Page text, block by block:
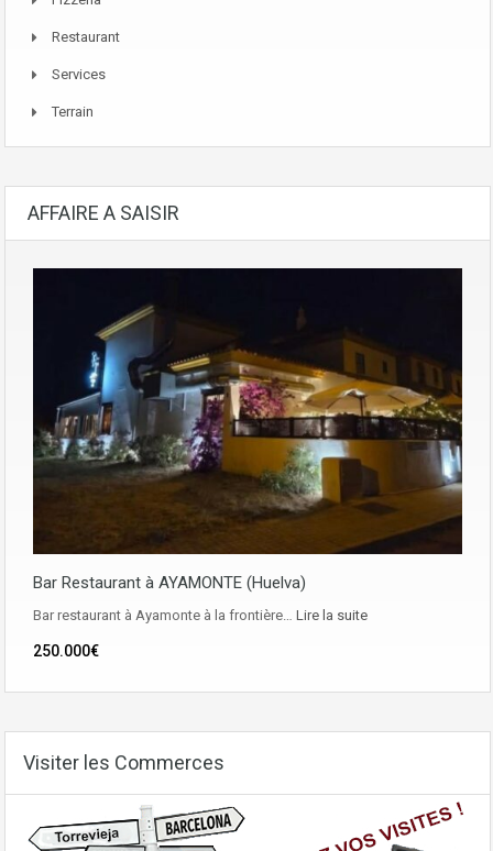
Restaurant
Services
Terrain
AFFAIRE A SAISIR
Bar Restaurant à AYAMONTE (Huelva)
Bar restaurant à Ayamonte à la frontière… Lire la suite
250.000€
Visiter les Commerces